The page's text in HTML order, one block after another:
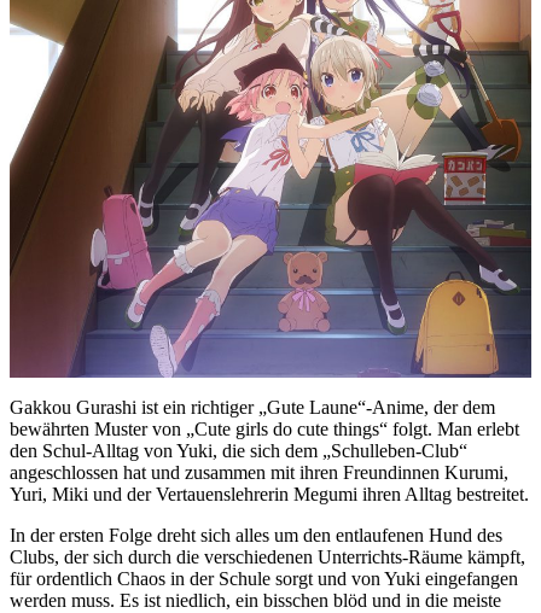
Gakkou Gurashi ist ein richtiger „Gute Laune“-Anime, der dem
bewährten Muster von „Cute girls do cute things“ folgt. Man erlebt
den Schul-Alltag von Yuki, die sich dem „Schulleben-Club“
angeschlossen hat und zusammen mit ihren Freundinnen Kurumi,
Yuri, Miki und der Vertauenslehrerin Megumi ihren Alltag bestreitet.
In der ersten Folge dreht sich alles um den entlaufenen Hund des
Clubs, der sich durch die verschiedenen Unterrichts-Räume kämpft,
für ordentlich Chaos in der Schule sorgt und von Yuki eingefangen
werden muss. Es ist niedlich, ein bisschen blöd und in die meiste